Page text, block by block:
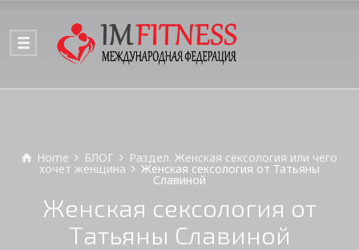
Home БЛОГ Раздел. Женская сексология или чего
хочет женщина Женская сексология от Татьяны
Славиной
Женская сексология от
Татьяны Славиной